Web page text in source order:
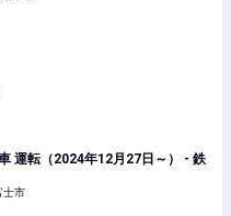
運転（2024年12月27日～） - 鉄
士市